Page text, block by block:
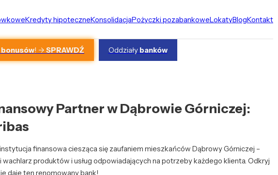
Kredyty hipoteczneKonsolidacjaPożyczki pozabankoweLokatyBlogKontakt
bonusów! ->SPRAWDŹ Oddziały banków
Partner w Dąbrowie Górniczej:
finansowa ciesząca się zaufaniem mieszkańców Dąbrowy Górniczej –
produktów i usług odpowiadających na potrzeby każdego klienta. Odkryj
daje ten renomowany bank!